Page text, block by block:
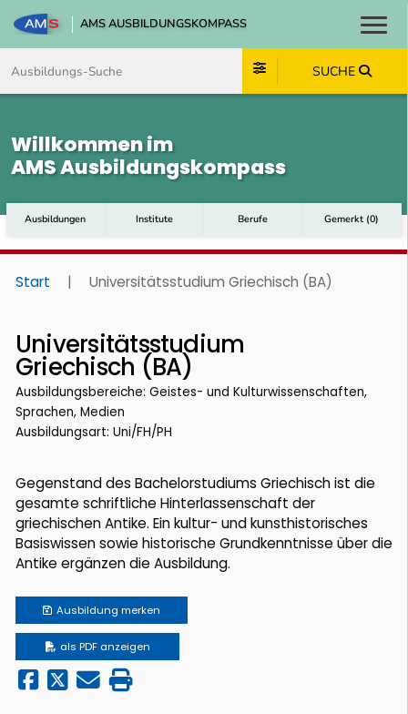
AMS AUSBILDUNGSKOMPASS
SUCHE
Willkommen im
AMS Ausbildungskompass
Ausbildungen Institute Berufe Gemerkt (0)
Start | Universitätsstudium Griechisch (BA)
Universitätsstudium
Griechisch (BA)
Ausbildungsbereiche: Geistes- und Kulturwissenschaften,
Sprachen, Medien
Ausbildungsart: Uni/FH/PH
Gegenstand des Bachelorstudiums Griechisch ist die
gesamte schriftliche Hinterlassenschaft der
griechischen Antike. Ein kultur- und kunsthistorisches
Basiswissen sowie historische Grundkenntnisse über die
Antike ergänzen die Ausbildung.
Ausbildung merken
als PDF anzeigen